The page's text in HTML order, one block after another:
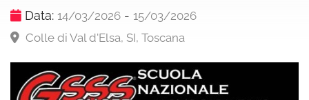
Data: 14/03/2026 - 15/03/2026
Colle di Val d'Elsa, SI, Toscana